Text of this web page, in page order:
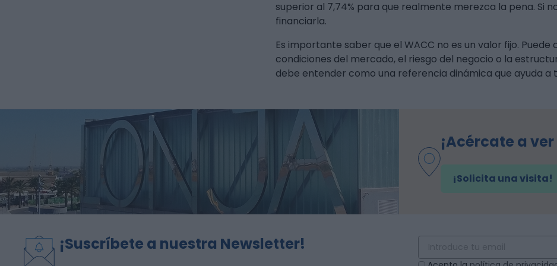
superior al 7,74% para que realmente merezca la pena. Si
financiarla.
Es importante saber que el WACC no es un valor fijo.
condiciones del mercado, el riesgo del negocio o la
debe entender como una referencia dinámica que ayuda a
¡Acércate a
¡Solicita una visita!
¡Suscríbete a nuestra Newsletter!